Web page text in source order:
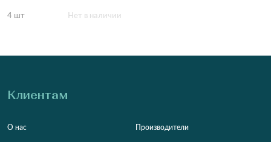
4 шт Нет в наличии
Клиентам
О нас Производители